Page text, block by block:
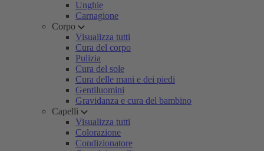
Unghie
Carnagione
Corpo
Visualizza tutti
Cura del corpo
Pulizia
Cura del sole
Cura delle mani e dei piedi
Gentiluomini
Gravidanza e cura del bambino
Capelli
Visualizza tutti
Colorazione
Condizionatore